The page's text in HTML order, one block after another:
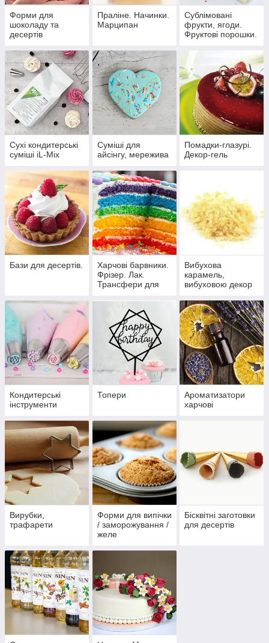
Форми для
шоколаду та
десертів
Праліне. Начинки.
Марципан
Сублімовані
фрукти, ягоди.
Фруктові порошки.
Сухі кондитерські
суміші iL-Mix
Суміші для
айсінгу, мережива
Помадки-глазурі.
Декор-гель
Бази для десертів.
Харчові барвники.
Фрізер. Лак.
Трансфери для
Вибухова
карамель,
вибуховою декор
Кондитерські
інструменти
Топери
Ароматизатори
харчові
Вирубки,
трафарети
Форми для випічки
/ заморожування /
желе
Бісквітні заготовки
для десертів